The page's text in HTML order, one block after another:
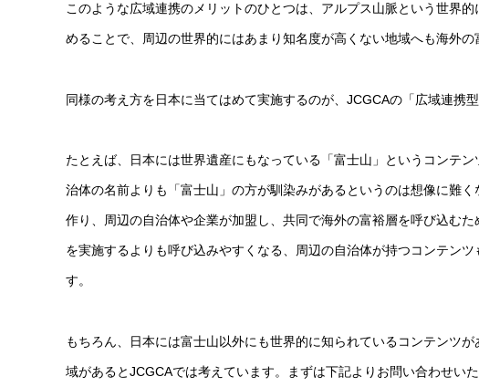
このような広域連携のメリットのひとつは、アルプス山脈という世界
めることで、周辺の世界的にはあまり知名度が高くない地域へも海外の
同様の考え方を日本に当てはめて実施するのが、JCGCAの「広域連携
たとえば、日本には世界遺産にもなっている「富士山」というコンテ
治体の名前よりも「富士山」の方が馴染みがあるというのは想像に難
作り、周辺の自治体や企業が加盟し、共同で海外の富裕層を呼び込む
を実施するよりも呼び込みやすくなる、周辺の自治体が持つコンテン
す。
もちろん、日本には富士山以外にも世界的に知られているコンテンツ
域があるとJCGCAでは考えています。まずは下記よりお問い合わせいた